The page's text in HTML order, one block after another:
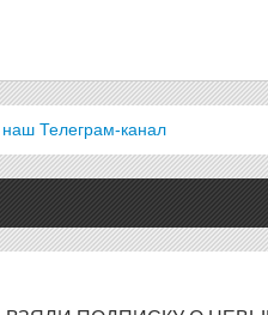
Телеграм-канал